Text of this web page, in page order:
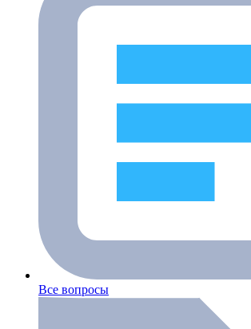
Все вопросы